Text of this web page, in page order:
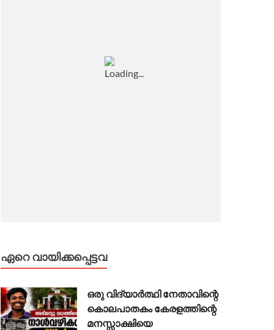
ഏറെ വായിക്കപ്പെട്ടവ
ഒരു വിദ്യാർത്ഥി നേതാവിന്റെ
കൊലപാതകം കേരളത്തിന്റെ
മനസ്സാക്ഷിയെ